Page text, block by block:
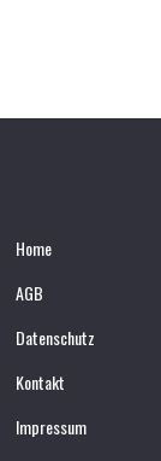
Home
AGB
Datenschutz
Kontakt
Impressum